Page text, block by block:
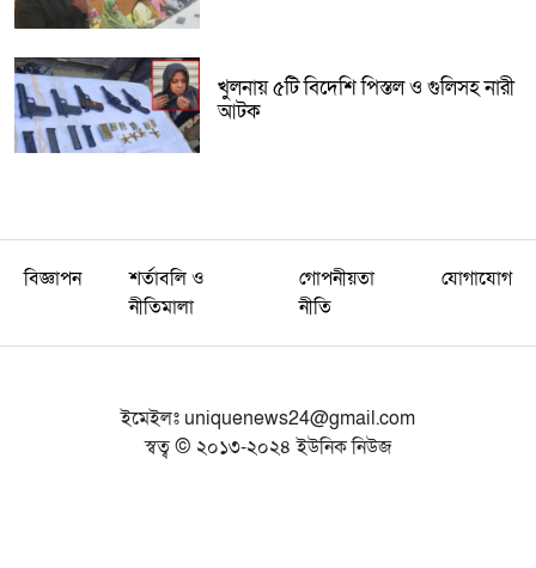
খুলনায় ৫টি বিদেশি পিস্তল ও গুলিসহ নারী
আটক
বিজ্ঞাপন
শর্তাবলি ও
নীতিমালা
গোপনীয়তা
নীতি
যোগাযোগ
ইমেইলঃ uniquenews24@gmail.com
স্বত্ব © ২০১৩-২০২৪ ইউনিক নিউজ